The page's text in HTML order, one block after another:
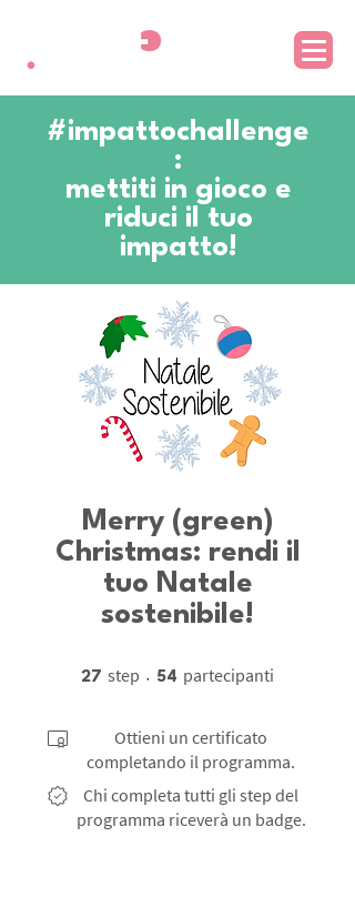
#impattochallenge
:
mettiti in gioco e
riduci il tuo
impatto!
Merry (green)
Christmas: rendi il
tuo Natale
sostenibile!
27 step 54 partecipanti
Ottieni un certificato
completando il programma.
Chi completa tutti gli step del
programma riceverà un badge.